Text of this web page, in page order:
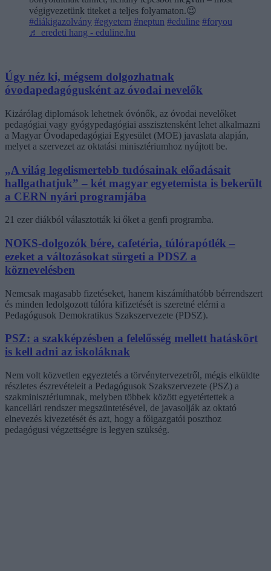
végigvezetünk titeket a teljes folyamaton.😉
#diákigazolvány #egyetem #neptun #eduline #foryou
♬ eredeti hang - eduline.hu
Úgy néz ki, mégsem dolgozhatnak
óvodapedagógusként az óvodai nevelők
Kizárólag diplomások lehetnek óvónők, az óvodai nevelőket
pedagógiai vagy gyógypedagógiai asszisztensként lehet alkalmazni
a Magyar Óvodapedagógiai Egyesület (MOE) javaslata alapján,
melyet a szervezet az oktatási minisztériumhoz nyújtott be.
„A világ legelismertebb tudósainak előadásait
hallgathatjuk” – két magyar egyetemista is bekerült
a CERN nyári programjába
21 ezer diákból választották ki őket a genfi programba.
NOKS-dolgozók bére, cafetéria, túlórapótlék –
ezeket a változásokat sürgeti a PDSZ a
köznevelésben
Nemcsak magasabb fizetéseket, hanem kiszámíthatóbb bérrendszert
és minden ledolgozott túlóra kifizetését is szeretné elérni a
Pedagógusok Demokratikus Szakszervezete (PDSZ).
PSZ: a szakképzésben a felelősség mellett hatáskört
is kell adni az iskoláknak
Nem volt közvetlen egyeztetés a törvénytervezetről, mégis elküldte
részletes észrevételeit a Pedagógusok Szakszervezete (PSZ) a
szakminisztériumnak, melyben többek között egyetértettek a
kancellári rendszer megszüntetésével, de javasolják az oktató
elnevezés kivezetését és azt, hogy a főigazgatói poszthoz
pedagógusi végzettségre is legyen szükség.